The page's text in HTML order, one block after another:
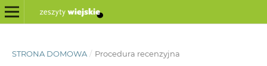
STRONA DOMOWA / Procedura recenzyjna